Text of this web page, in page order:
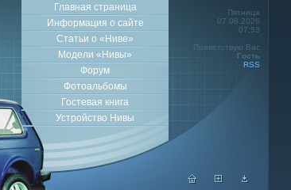
Главная страница
Информация о сайте
Статьи о «Ниве»
Модели «Нивы»
Форум
Фотоальбомы
Гостевая книга
Устройство Нивы
Пятница
07.08.2026
07:53
Приветствую Вас
Гость
RSS